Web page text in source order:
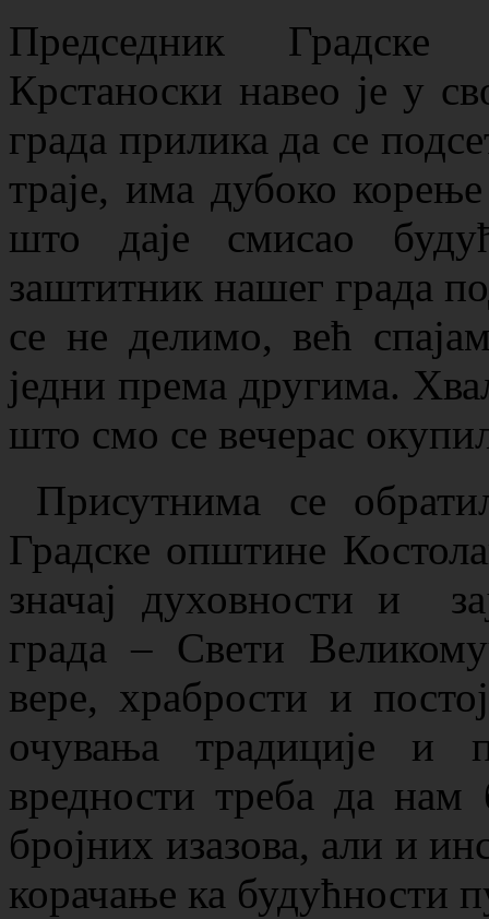
Председник
Крстаноски навео је у
града прилика да се
траје, има дубоко
што даје смисао
заштитник нашег града
се не делимо, већ
једни према другима.
што смо се вечерас
Присутнима се
Градске општине
значај духовности и
града – Свети
вере, храбрости и
очувања традиције и
вредности треба да
бројних изазова, али и
корачање ка будућности